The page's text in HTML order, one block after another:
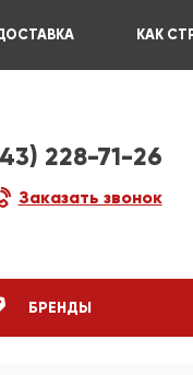
КАК
228-71-26
Заказать звонок
БРЕНДЫ